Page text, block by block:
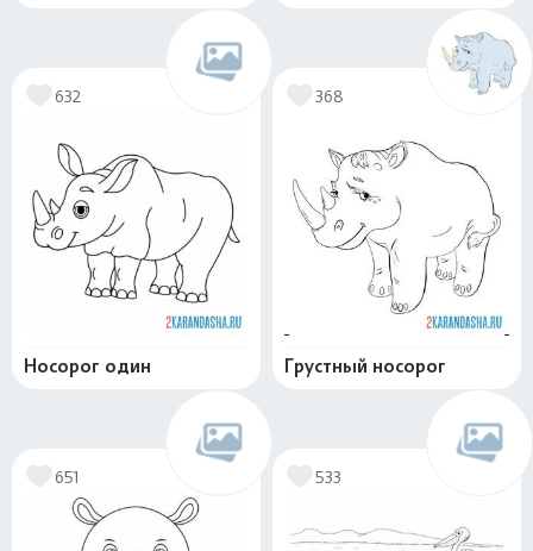
632
Носорог один
368
Грустный носорог
651 533